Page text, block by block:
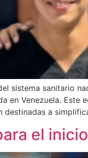
sistema sanitario
en Venezuela.
a
el